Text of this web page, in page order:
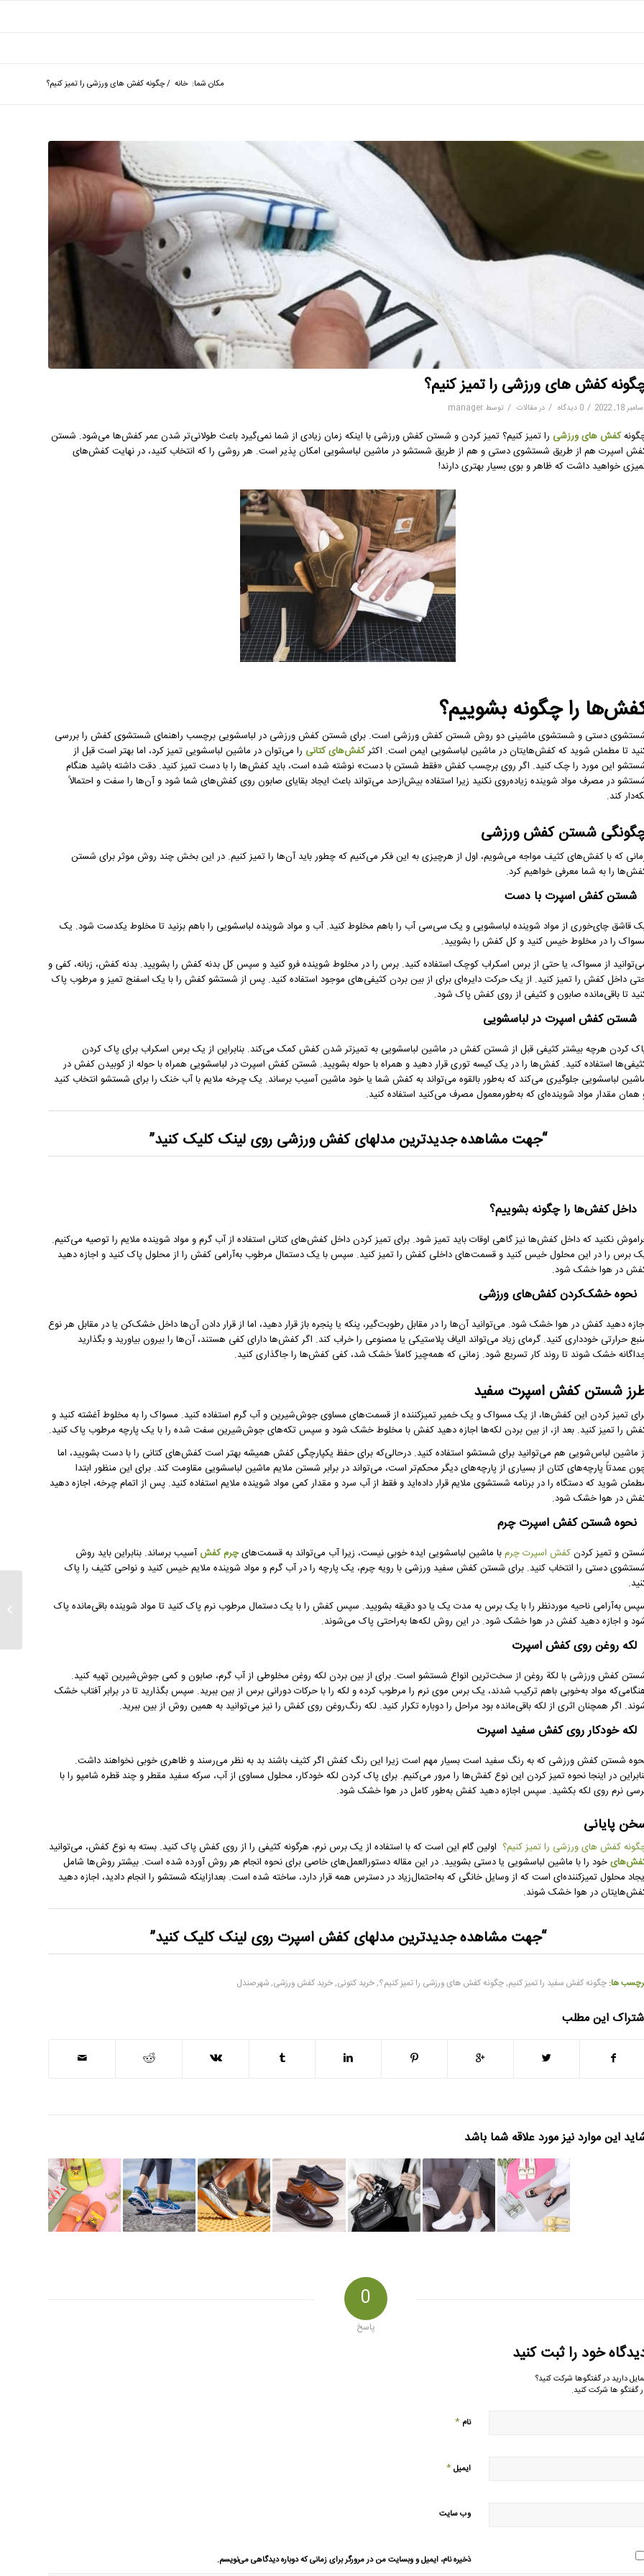
مکان شما: خانه /چگونه کفش های ورزشی را تمیز کنیم؟
کفش های ورزشی را تمیز کنیم؟
18, 2022
/ 0 دیدگاه / درمقالات / توسط manager
کفش های ورزشی را تمیز کنیم؟ تمیز کردن و شستن کفش ورزشی با اینکه زمان زیادی از شما نمی‌گیرد باعث طولانی‌تر شدن عمر کفش‌ها می‌شود. شستن
اسپرت هم از طریق شستشوی دستی و هم از طریق شستشو در ماشین لباسشویی امکان پذیر است. هر روشی را که انتخاب کنید، در نهایت کفش‌های
خواهید داشت که ظاهر و بوی بسیار بهتری دارند!
را چگونه بشوییم؟
دستی و شستشوی ماشینی دو روش شستن کفش ورزشی است. برای شستن کفش ورزشی در لباسشویی برچسب راهنمای شستشوی کفش را بررسی
تا مطمئن شوید که کفش‌هایتان در ماشین لباسشویی ایمن است. اکثرکفش‌های کتانی را می‌توان در ماشین لباسشویی تمیز کرد، اما بهتر است قبل از
این مورد را چک کنید. اگر روی برچسب کفش «فقط شستن با دست» نوشته شده است، باید کفش‌ها را با دست تمیز کنید. دقت داشته باشید هنگام
در مصرف مواد شوینده زیاده‌روی نکنید زیرا استفاده بیش‌ازحد می‌تواند باعث ایجاد بقایای صابون روی کفش‌های شما شود و آن‌ها را سفت و احتمالاً
کند.
شستن کفش ورزشی
که با کفش‌های کثیف مواجه می‌شویم، اول از هرچیزی به این فکر می‌کنیم که چطور باید آن‌ها را تمیز کنیم. در این بخش چند روش موثر برای شستن
را به شما معرفی خواهیم کرد.
شستن کفش اسپرت با دست
قاشق چای‌خوری از مواد شوینده لباسشویی و یک سی‌سی آب را باهم مخلوط کنید. آب و مواد شوینده لباسشویی را باهم بزنید تا مخلوط یکدست شود. یک
را در مخلوط خیس کنید و کل کفش را بشویید.
از مسواک، یا حتی از برس اسکراب کوچک استفاده کنید. برس را در مخلوط شوینده فرو کنید و سپس کل بدنه کفش را بشویید. بدنه کفش، زبانه، کفی و
داخل کفش را تمیز کنید. از یک حرکت دایره‌ای برای از بین بردن کثیفی‌های موجود استفاده کنید. پس از شستشو کفش را با یک اسفنج تمیز و مرطوب پاک
تا باقی‌مانده صابون و کثیفی از روی کفش پاک شود.
شستن کفش اسپرت در لباسشویی
کردن هرچه بیشتر کثیفی قبل از شستن کفش در ماشین لباسشویی به تمیزتر شدن کفش کمک می‌کند. بنابراین از یک برس اسکراب برای پاک کردن
استفاده کنید. کفش‌ها را در یک کیسه توری قرار دهید و همراه با حوله بشویید. شستن کفش اسپرت در لباسشویی همراه با حوله از کوبیدن کفش در
لباسشویی جلوگیری می‌کند که به‌طور بالقوه می‌تواند به کفش شما یا خود ماشین آسیب برساند. یک چرخه ملایم با آب خنک را برای شستشو انتخاب کنید
همان مقدار مواد شوینده‌ای که به‌طورمعمول مصرف می‌کنید استفاده کنید.
“جهت مشاهدهجدیدترین مدلهای کفشورزشی روی لینک کلیک کنید”
داخل کفش‌ها را چگونه بشوییم؟
نکنید که داخل کفش‌ها نیز گاهی اوقات باید تمیز شود. برای تمیز کردن داخل کفش‌های کتانی استفاده از آب گرم و مواد شوینده ملایم را توصیه می‌کنیم.
برس را در این محلول خیس کنید و قسمت‌های داخلی کفش را تمیز کنید. سپس با یک دستمال مرطوب به‌آرامی کفش را از محلول پاک کنید و اجازه دهید
در هوا خشک شود.
نحوه خشک‌کردن کفش‌های ورزشی
دهید کفش در هوا خشک شود. می‌توانید آن‌ها را در مقابل رطوبت‌گیر، پنکه یا پنجره باز قرار دهید، اما از قرار دادن آن‌ها داخل خشک‌کن یا در مقابل هر نوع
حرارتی خودداری کنید. گرمای زیاد می‌تواند الیاف پلاستیکی یا مصنوعی را خراب کند. اگر کفش‌ها دارای کفی هستند، آن‌ها را بیرون بیاورید و بگذارید
خشک شوند تا روند کار تسریع شود. زمانی که همه‌چیز کاملاً خشک شد، کفی کفش‌ها را جاگذاری کنید.
شستن کفش اسپرت سفید
تمیز کردن این کفش‌ها، از یک مسواک و یک خمیر تمیزکننده از قسمت‌های مساوی جوش‌شیرین و آب گرم استفاده کنید. مسواک را به مخلوط آغشته کنید و
را تمیز کنید. بعد از، از بین بردن لکه‌ها اجازه دهید کفش با مخلوط خشک شود و سپس تکه‌های جوش‌شیرین سفت شده را با یک پارچه مرطوب پاک کنید.
ماشین لباس‌شویی هم می‌توانید برای شستشو استفاده کنید. درحالی‌که برای حفظ یکپارچگی کفش همیشه بهتر است کفش‌های کتانی را با دست بشویید، اما
عمدتاً پارچه‌های کتان از بسیاری از پارچه‌های دیگر محکم‌تر است، می‌تواند در برابر شستن ملایم ماشین لباسشویی مقاومت کند. برای این منظور ابتدا
شوید که دستگاه را در برنامه شستشوی ملایم قرار داده‌اید و فقط از آب سرد و مقدار کمی مواد شوینده ملایم استفاده کنید. پس از اتمام چرخه، اجازه دهید
در هوا خشک شود.
نحوه شستن کفش اسپرت چرم
و تمیز کردنکفش اسپرت چرمبا ماشین لباسشویی ایده خوبی نیست، زیرا آب می‌تواند به قسمت‌هایچرم کفش آسیب برساند. بنابراین باید روش
دستی را انتخاب کنید. برای شستن کفش سفید ورزشی با رویه چرم، یک پارچه را در آب گرم و مواد شوینده ملایم خیس کنید و نواحی کثیف را پاک
به‌آرامی ناحیه موردنظر را با یک برس به مدت یک یا دو دقیقه بشویید. سپس کفش را با یک دستمال مرطوب نرم پاک کنید تا مواد شوینده باقی‌مانده پاک
و اجازه دهید کفش در هوا خشک شود. در این روش لکه‌ها به‌راحتی پاک می‌شوند.
لکه روغن روی کفش اسپرت
کفش ورزشی با لکة روغن از سخت‌ترین انواع شستشو است. برای از بین بردن لکه روغن مخلوطی از آب گرم، صابون و کمی جوش‌شیرین تهیه کنید.
مواد به‌خوبی باهم ترکیب شدند، یک برس موی نرم را مرطوب کرده و لکه را با حرکات دورانی برس از بین ببرید. سپس بگذارید تا در برابر آفتاب خشک
اگر همچنان اثری از لکه باقی‌مانده بود مراحل را دوباره تکرار کنید. لکه رنگ‌روغن روی کفش را نیز می‌توانید به همین روش از بین ببرید.
لکه خودکار روی کفش سفید اسپرت
شستن کفش ورزشی که به رنگ سفید است بسیار مهم است زیرا این رنگ کفش اگر کثیف باشند بد به نظر می‌رسند و ظاهری خوبی نخواهند داشت.
در اینجا نحوه تمیز کردن این نوع کفش‌ها را مرور می‌کنیم. برای پاک کردن لکه خودکار، محلول مساوی از آب، سرکه سفید مقطر و چند قطره شامپو را با
نرم روی لکه بکشید. سپس اجازه دهید کفش به‌طور کامل در هوا خشک شود.
پایانی
کفش های ورزشی را تمیز کنیم؟ اولین گام این است که با استفاده از یک برس نرم، هرگونه کثیفی را از روی کفش پاک کنید. بسته به نوع کفش، می‌توانید
خود را با ماشین لباسشویی یا دستی بشویید. در این مقاله دستورالعمل‌های خاصی برای نحوه انجام هر روش آورده شده است. بیشتر روش‌ها شامل
محلول تمیزکننده‌ای است که از وسایل خانگی که به‌احتمال‌زیاد در دسترس همه قرار دارد، ساخته شده است. بعدازاینکه شستشو را انجام دادید، اجازه دهید
در هوا خشک شوند.
“جهت مشاهدهجدیدترین مدلهای کفشاسپرت روی لینک کلیک کنید”
ها: چگونه کفش سفید را تمیز کنیم,چگونه کفش های ورزشی را تمیز کنیم؟,خرید کتونی,خرید کفش ورزشی,شهرصندل
این مطلب
این موارد نیز مورد علاقه شما باشد
0
پاسخ
خود را ثبت کنید
دارید در گفتگوها شرکت کنید؟
گفتگو ها شرکت کنید.
نام *
ایمیل*
وب‌ سایت
ذخیره نام، ایمیل و وبسایت من در مرورگر برای زمانی که دوباره دیدگاهی می‌نویسم.
صندل